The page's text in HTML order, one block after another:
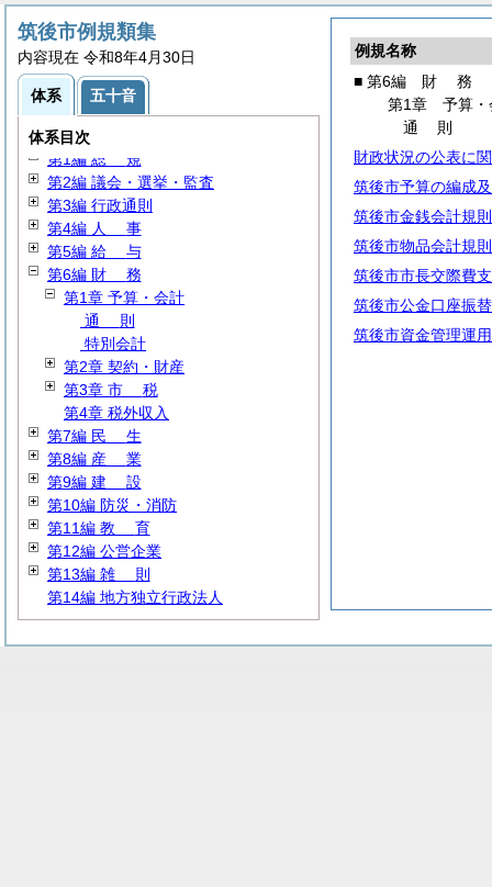
例規名称
■ 第6編 財 務
第1章 予算・
通 則
財政状況の公表に
筑後市予算の編成
筑後市金銭会計規則
筑後市物品会計規則
筑後市市長交際費
筑後市公金口座振
筑後市資金管理運
筑後市例規類集
内容現在 令和8年4月30日
体系 五十音
体系目次
第1編 総 規
第2編 議会・選挙・監査
第3編 行政通則
第4編 人 事
第5編 給 与
第6編 財 務
第1章 予算・会計
通 則
特別会計
第2章 契約・財産
第3章 市 税
第4章 税外収入
第7編 民 生
第8編 産 業
第9編 建 設
第10編 防災・消防
第11編 教 育
第12編 公営企業
第13編 雑 則
第14編 地方独立行政法人